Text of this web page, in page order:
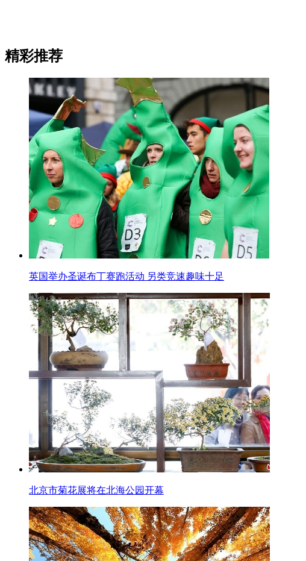
精彩推荐
英国举办圣诞布丁赛跑活动 另类竞速趣味十足
北京市菊花展将在北海公园开幕